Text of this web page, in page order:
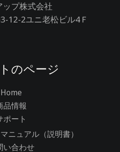
ップ株式会社
12-2ユニ老松ビル4Ｆ
のページ
Home
品情報
ポート
ニュアル（説明書）
い合わせ